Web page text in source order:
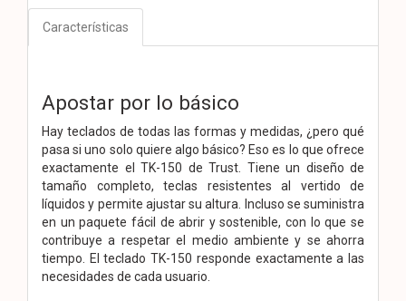
Características
Apostar por lo básico
Hay teclados de todas las formas y medidas, ¿pero qué
pasa si uno solo quiere algo básico? Eso es lo que ofrece
exactamente el TK-150 de Trust. Tiene un diseño de
tamaño completo, teclas resistentes al vertido de
líquidos y permite ajustar su altura. Incluso se suministra
en un paquete fácil de abrir y sostenible, con lo que se
contribuye a respetar el medio ambiente y se ahorra
tiempo. El teclado TK-150 responde exactamente a las
necesidades de cada usuario.